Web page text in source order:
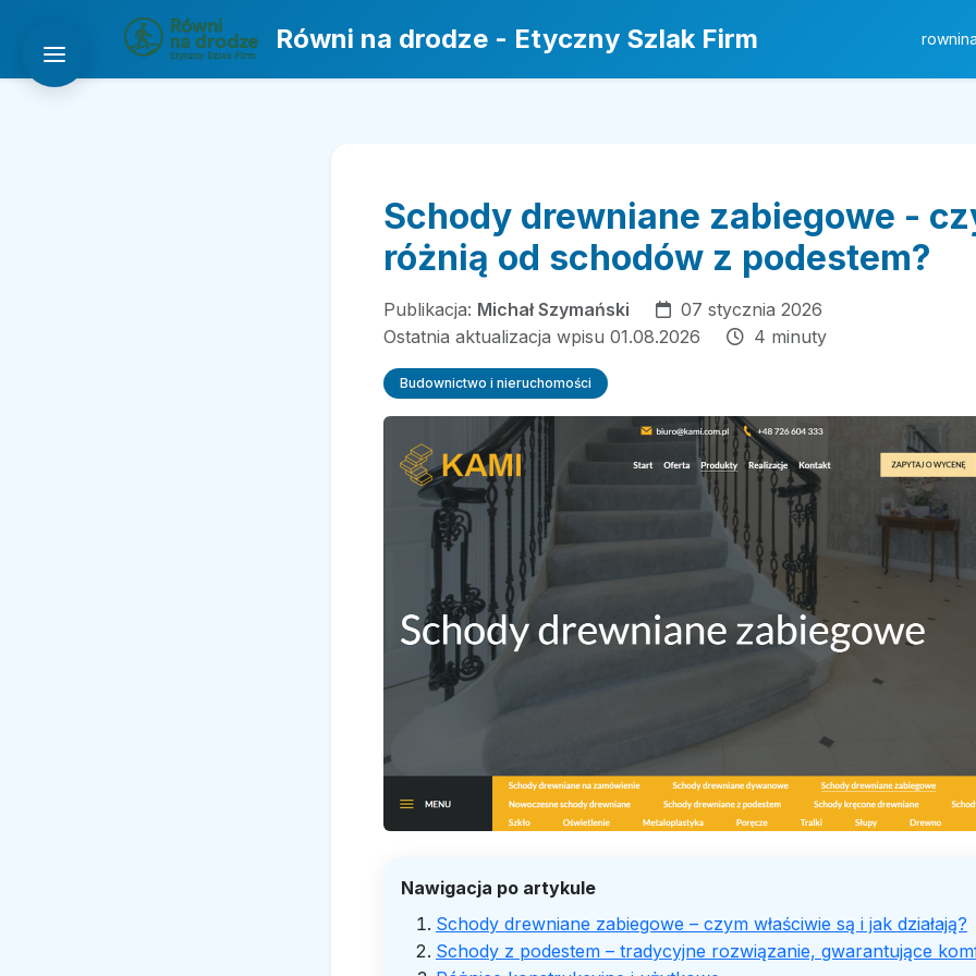
Równi na drodze - Etyczny Szlak Firm
Schody drewniane zabiegowe -
różnią od schodów z podestem?
Publikacja: Michał Szymański
07 stycznia 2026
Ostatnia aktualizacja wpisu 01.08.2026
4 minuty
Budownictwo i nieruchomości
Nawigacja po artykule
Schody drewniane zabiegowe – czym właściwie są i jak działają?
Schody z podestem – tradycyjne rozwiązanie, gwarantujące